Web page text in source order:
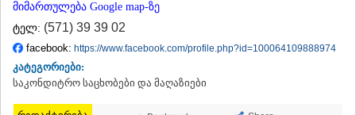
ᲕᲐᲜᲘ
ᲖᲔᲡᲢᲐᲤᲝᲜᲘ
ᲗᲔᲠᲯᲝᲚᲐ
ᲡᲐᲩᲮᲔᲠᲔ
ᲢᲧᲘᲑᲣᲚᲘ
ᲥᲣᲗᲐᲘᲡᲘ
მიმართულება Google map-ზე
ტელ: (571) 39 39 02
facebook: https://www.facebook.com/profile.php?id=100064109888974
კატეგორიები:
საკონდიტრო საცხობები და მაღაზიები